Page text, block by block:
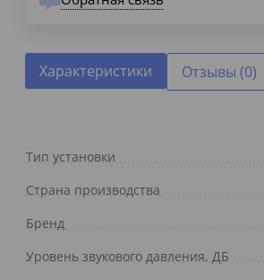
Характеристики Отзывы (0)
Тип установки
Страна производства
Бренд
Уровень звукового давления, ДБ